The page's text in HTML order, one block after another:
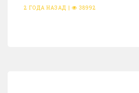
2 ГОДА НАЗАД | 38992